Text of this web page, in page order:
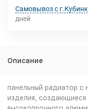
Самовывоз с
дней
Описание
панельный радиатор
изделия, создающиеся